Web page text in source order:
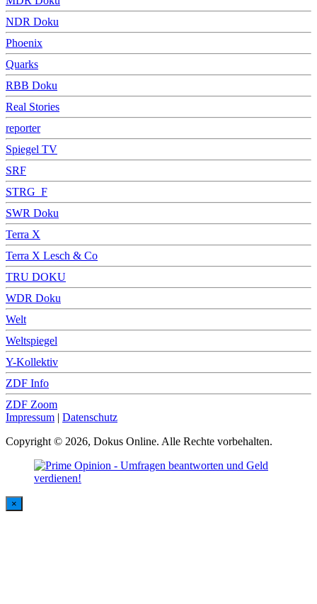
NDR Doku
Phoenix
Quarks
RBB Doku
Real Stories
reporter
Spiegel TV
SRF
STRG_F
SWR Doku
Terra X
Terra X Lesch & Co
TRU DOKU
WDR Doku
Welt
Weltspiegel
Y-Kollektiv
ZDF Info
ZDF Zoom
Impressum | Datenschutz
Copyright © 2026, Dokus Online. Alle Rechte vorbehalten.
×